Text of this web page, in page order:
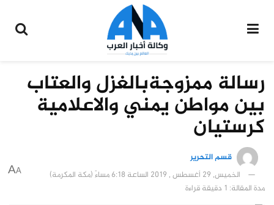
رسالة ممزوجةبالغزل والعتاب
بين مواطن يمني والاعلامية
كرستيان
قسم التحرير
الخميس, 29 أغسطس , 2019 الساعة 6:18 مساءً (مكة المكرمة)
مدة المقالة: 1 دقيقة قراءة
A
A